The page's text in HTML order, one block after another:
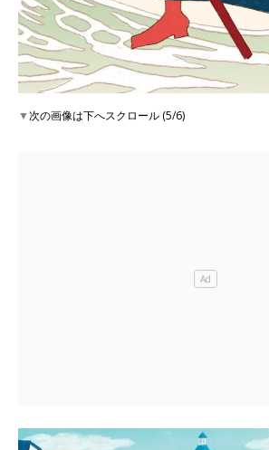
▼次の画像は下へスクロール (5/6)